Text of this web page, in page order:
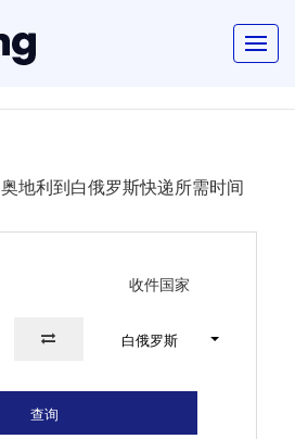
奥地利到白俄罗斯快递所需时间
收件国家
白俄罗斯
查询